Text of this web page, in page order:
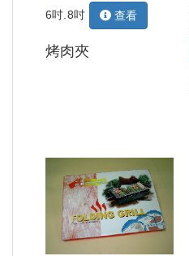
6吋.8吋 查看
烤肉夾